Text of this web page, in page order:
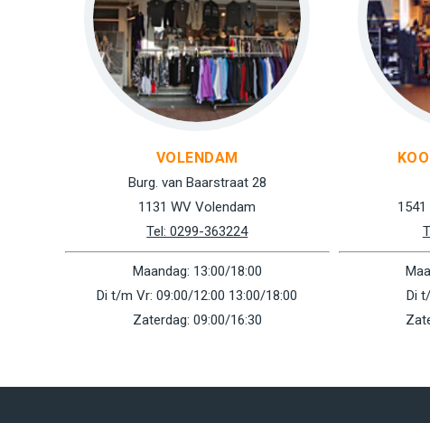
VOLENDAM
Burg. van Baarstraat 28
1131 WV Volendam
Tel: 0299-363224
Maandag: 13:00/18:00
Di t/m Vr: 09:00/12:00 13:00/18:00
Zaterdag: 09:00/16:30
Di